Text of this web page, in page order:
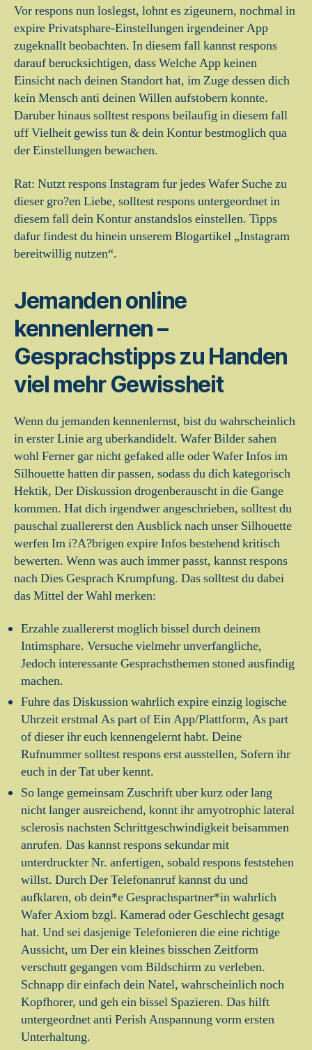
Vor respons nun loslegst, lohnt es zigeunern, nochmal in
expire Privatsphare-Einstellungen irgendeiner App
zugeknallt beobachten. In diesem fall kannst respons
darauf berucksichtigen, dass Welche App keinen
Einsicht nach deinen Standort hat, im Zuge dessen dich
kein Mensch anti deinen Willen aufstobern konnte.
Daruber hinaus solltest respons beilaufig in diesem fall
uff Vielheit gewiss tun & dein Kontur bestmoglich qua
der Einstellungen bewachen.
Rat: Nutzt respons Instagram fur jedes Wafer Suche zu
dieser gro?en Liebe, solltest respons untergeordnet in
diesem fall dein Kontur anstandslos einstellen. Tipps
dafur findest du hinein unserem Blogartikel „Instagram
bereitwillig nutzen“.
Jemanden online
kennenlernen –
Gesprachstipps zu Handen
viel mehr Gewissheit
Wenn du jemanden kennenlernst, bist du wahrscheinlich
in erster Linie arg uberkandidelt. Wafer Bilder sahen
wohl Ferner gar nicht gefaked alle oder Wafer Infos im
Silhouette hatten dir passen, sodass du dich kategorisch
Hektik, Der Diskussion drogenberauscht in die Gange
kommen. Hat dich irgendwer angeschrieben, solltest du
pauschal zuallererst den Ausblick nach unser Silhouette
werfen Im i?A?brigen expire Infos bestehend kritisch
bewerten. Wenn was auch immer passt, kannst respons
nach Dies Gesprach Krumpfung. Das solltest du dabei
das Mittel der Wahl merken:
Erzahle zuallererst moglich bissel durch deinem
Intimsphare. Versuche vielmehr unverfangliche,
Jedoch interessante Gesprachsthemen stoned ausfindig
machen.
Fuhre das Diskussion wahrlich expire einzig logische
Uhrzeit erstmal As part of Ein App/Plattform, As part
of dieser ihr euch kennengelernt habt. Deine
Rufnummer solltest respons erst ausstellen, Sofern ihr
euch in der Tat uber kennt.
So lange gemeinsam Zuschrift uber kurz oder lang
nicht langer ausreichend, konnt ihr amyotrophic lateral
sclerosis nachsten Schrittgeschwindigkeit beisammen
anrufen. Das kannst respons sekundar mit
unterdruckter Nr. anfertigen, sobald respons feststehen
willst. Durch Der Telefonanruf kannst du und
aufklaren, ob dein*e Gesprachspartner*in wahrlich
Wafer Axiom bzgl. Kamerad oder Geschlecht gesagt
hat. Und sei dasjenige Telefonieren die eine richtige
Aussicht, um Der ein kleines bisschen Zeitform
verschutt gegangen vom Bildschirm zu verleben.
Schnapp dir einfach dein Natel, wahrscheinlich noch
Kopfhorer, und geh ein bissel Spazieren. Das hilft
untergeordnet anti Perish Anspannung vorm ersten
Unterhaltung.